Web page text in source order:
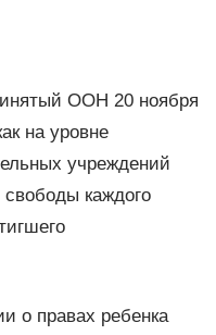
ООН 20 ноября
на уровне
учреждений
каждого
о правах ребенка